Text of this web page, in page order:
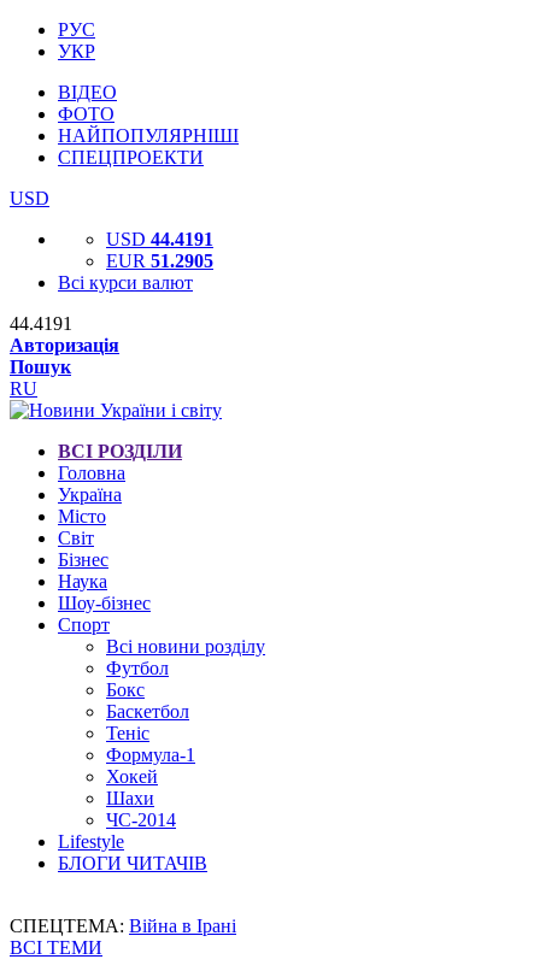
РУС
УКР
ВІДЕО
ФОТО
НАЙПОПУЛЯРНІШІ
СПЕЦПРОЕКТИ
USD
USD 44.4191
EUR 51.2905
Всі курси валют
44.4191
Авторизація
Пошук
RU
ВСІ РОЗДІЛИ
Головна
Україна
Місто
Світ
Бізнес
Наука
Шоу-бізнес
Спорт
Всі новини розділу
Футбол
Бокс
Баскетбол
Теніс
Формула-1
Хокей
Шахи
ЧС-2014
Lifestyle
БЛОГИ ЧИТАЧІВ
СПЕЦТЕМА: Війна в Ірані
ВСІ ТЕМИ